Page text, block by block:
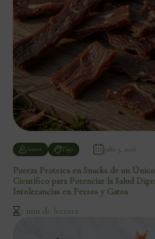
Autor Tags julio 3, 2026
Pureza Proteica en Snacks de un
Científico para Potenciar la Salud
Intolerancias en Perros y Gatos
7 min de lectura